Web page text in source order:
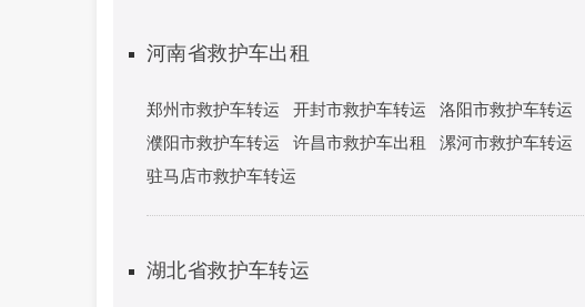
河南省救护车出租
郑州市救护车转运 开封市救护车转运 洛阳市救护车转运
濮阳市救护车转运
许昌市救护车出租 漯河市救护车转运
驻马店市救护车转运
湖北省救护车转运